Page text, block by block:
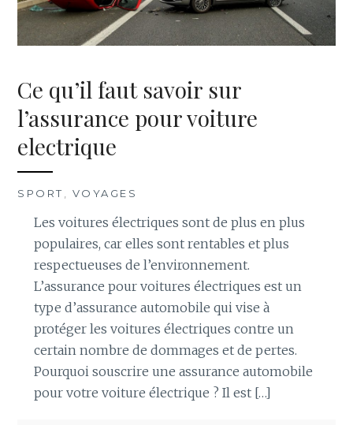
Ce qu’il faut savoir sur
l’assurance pour voiture
electrique
SPORT , VOYAGES
Les voitures électriques sont de plus en plus
populaires, car elles sont rentables et plus
respectueuses de l’environnement.
L’assurance pour voitures électriques est un
type d’assurance automobile qui vise à
protéger les voitures électriques contre un
certain nombre de dommages et de pertes.
Pourquoi souscrire une assurance automobile
pour votre voiture électrique ? Il est […]